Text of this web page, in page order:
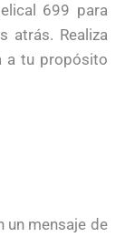
699 para
atrás. Realiza
a tu propósito
un mensaje de